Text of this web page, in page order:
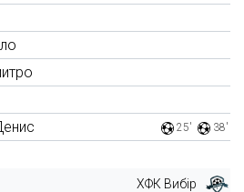
25' 38'
ХФК Вибір